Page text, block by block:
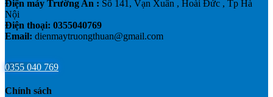
Điện máy Trường An : Số 141, Vạn Xuân , Hoài Đức , Tp Hà
Nội
Điện thoại: 0355040769
Email: dienmaytruongthuan@gmail.com
0355 040 769
Chính sách